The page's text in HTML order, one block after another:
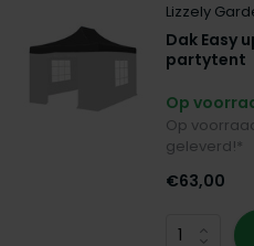
Lizzely
Dak Easy
partytent
Op
Op
geleverd!*
€63,00